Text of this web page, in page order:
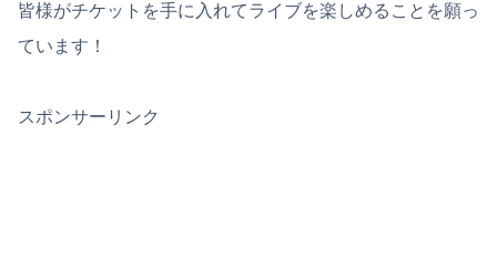
皆様がチケットを手に入れてライブを楽しめることを願っ
ています！
スポンサーリンク